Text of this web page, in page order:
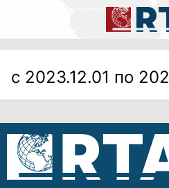
с 2023.12.01 по